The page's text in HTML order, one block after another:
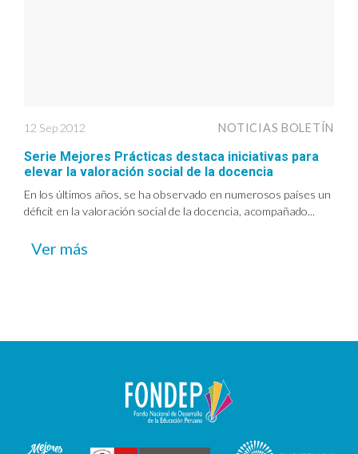
12 Sep 2012 NOTICIAS BOLETÍN
Serie Mejores Prácticas destaca iniciativas para
elevar la valoración social de la docencia
En los últimos años, se ha observado en numerosos países un
déficit en la valoración social de la docencia, acompañado...
Ver más